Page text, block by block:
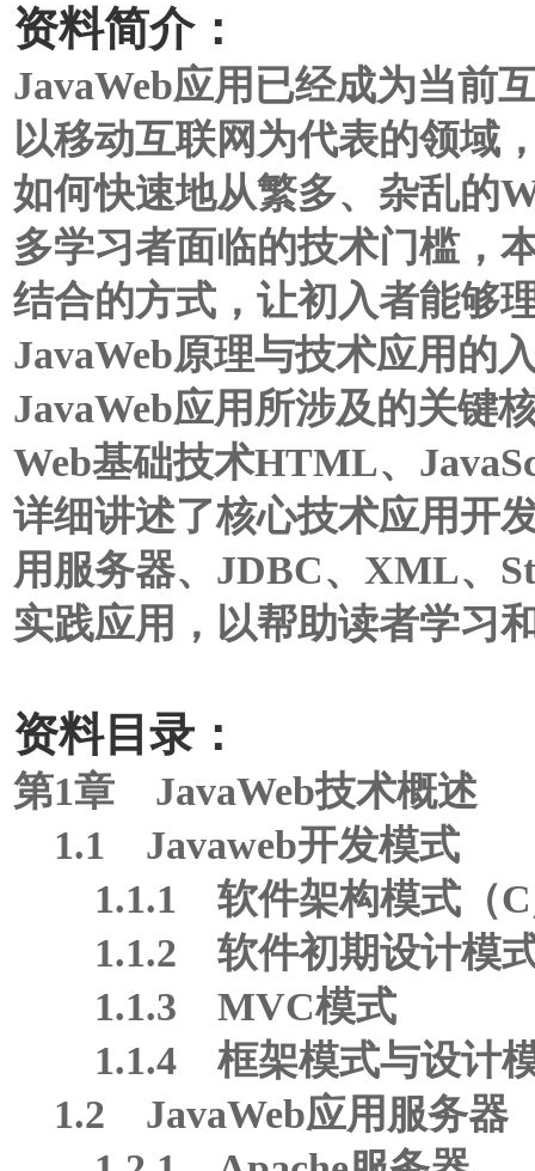
资料简介：
JavaWeb应用已经成为当前
以移动互联网为代表的领域
如何快速地从繁多、杂乱的
多学习者面临的技术门槛，
结合的方式，让初入者能够
JavaWeb原理与技术应用的
JavaWeb应用所涉及的关键
Web基础技术HTML、
详细讲述了核心技术应用开
用服务器、JDBC、XML、
实践应用，以帮助读者学习
资料目录：
第1章 JavaWeb技术概述
1.1 Javaweb开发模式
1.1.1 软件架构模式（C
1.1.2 软件初期设计模
1.1.3 MVC模式
1.1.4 框架模式与设计
1.2 JavaWeb应用服务器